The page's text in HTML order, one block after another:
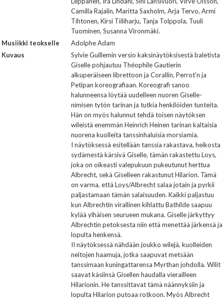
Camilla Rajalin, Maritta Saxholm, Arja Tervo, Armi
Tihtonen, Kirsi Tiiliharju, Tanja Tolppola, Tuuli
Tuominen, Susanna Vironmäki.
Musiikki teokselle
Adolphe Adam
Kuvaus
Sylvie Guillemin versio kaksinäytöksisestä baletista
Giselle pohjautuu Théophile Gautierin
alkuperäiseen librettoon ja Corallin, Perrot'n ja
Petipan koreografiaan. Koreografi sanoo
halunneensa löytää uudelleen nuoren Giselle-
nimisen tytön tarinan ja tutkia henkilöiden tunteita.
Hän on myös halunnut tehdä toisen näytöksen
wileistä enemmän Heinrich Heinen tarinan kaltaisia
nuorena kuolleita tanssinhaluisia morsiamia.
I näytöksessä esitellään tanssia rakastava, heikosta
sydämestä kärsivä Giselle, tämän rakastettu Loys,
joka on oikeasti valepukuun pukeutunut herttua
Albrecht, sekä Giselleen rakastunut Hilarion. Tämä
on varma, että Loys/Albrecht salaa jotain ja pyrkii
paljastamaan tämän salaisuuden. Kaikki paljastuu
kun Albrechtin virallinen kihlattu Bathilde saapuu
kylää ylhäisen seurueen mukana. Giselle järkyttyy
Albrechtin petoksesta niin että menettää järkensä ja
lopulta henkensä.
II näytöksessä nähdään joukko wilejä, kuolleiden
neitojen haamuja, jotka saapuvat metsään
tanssimaan kuningattarensa Myrthan johdolla. Wilit
saavat käsiinsä Gisellen haudalla vierailleen
Hilarionin. He tanssittavat tämä näännyksiin ja
lopulta Hilarion putoaa rotkoon. Myös Albrecht